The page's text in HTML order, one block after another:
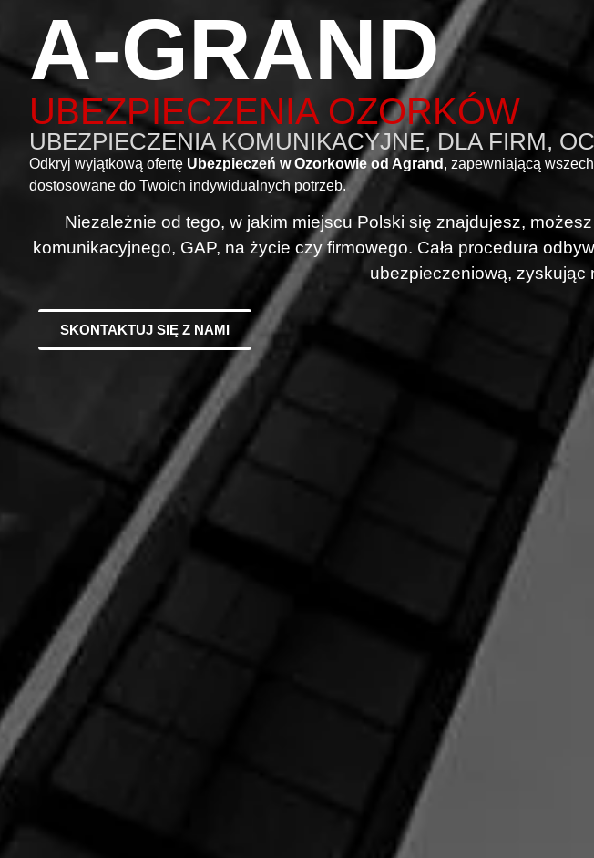
A-GRAND
UBEZPIECZENIA OZORKÓW
UBEZPIECZENIA KOMUNIKACYJNE, DLA FIRM,
Odkryj wyjątkową ofertę Ubezpieczeń w Ozorkowie od Agrand , zapewniającą
dostosowane do Twoich indywidualnych potrzeb.
Niezależnie od tego, w jakim miejscu Polski się znajdujesz,
komunikacyjnego, GAP, na życie czy firmowego. Cała procedura
ubezpieczeniową, zyskując
SKONTAKTUJ SIĘ Z NAMI